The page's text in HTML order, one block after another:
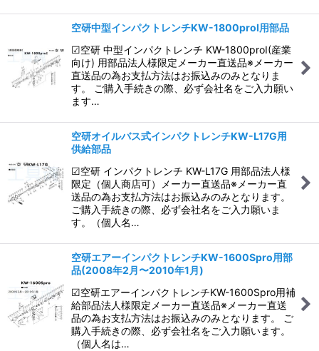
空研中型インパクトレンチKW-1800proI用部品
☑空研 中型インパクトレンチ KW-1800proI(産業
向け) 用部品法人様限定メーカー直送品※メーカー
直送品の為お支払方法はお振込みのみとなりま
す。 ご購入手続きの際、必ず会社名をご入力願い
ます…
空研オイルバス式インパクトレンチKW-L17G用
供給部品
☑空研 インパクトレンチ KW-L17G 用部品法人様
限定（個人商店可）メーカー直送品※メーカー直
送品の為お支払方法はお振込みのみとなります。
ご購入手続きの際、必ず会社名をご入力願いま
す。（個人名…
空研エアーインパクトレンチKW-1600Spro用部
品(2008年2月〜2010年1月)
☑空研エアーインパクトレンチKW-1600Spro用補
給部品法人様限定メーカー直送品※メーカー直送
品の為お支払方法はお振込みのみとなります。 ご
購入手続きの際、必ず会社名をご入力願います。
（個人名は…